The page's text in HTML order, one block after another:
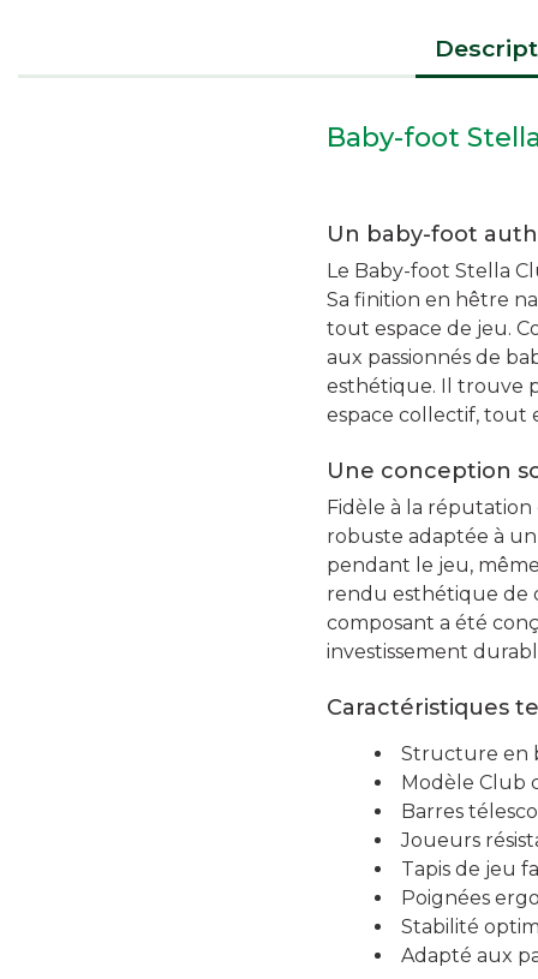
Baby-foot
Un baby-foot
Le Baby-foot Stella
Sa finition en hêtre
tout espace de jeu.
aux passionnés de
esthétique. Il trouve
espace collectif, tout
Une conception
Fidèle à la
robuste adaptée à
pendant le jeu,
rendu esthétique de
composant a été
investissement
Caractéristiques
Structure en
Modèle Club
Barres
Joueurs
Tapis de jeu
Poignées
Stabilité
Adapté aux